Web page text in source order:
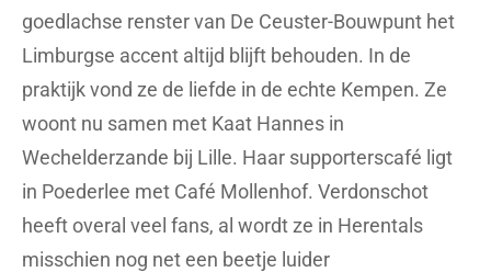
goedlachse renster van De Ceuster-Bouwpunt het
Limburgse accent altijd blijft behouden. In de
praktijk vond ze de liefde in de echte Kempen. Ze
woont nu samen met Kaat Hannes in
Wechelderzande bij Lille. Haar supporterscafé ligt
in Poederlee met Café Mollenhof. Verdonschot
heeft overal veel fans, al wordt ze in Herentals
misschien nog net een beetje luider